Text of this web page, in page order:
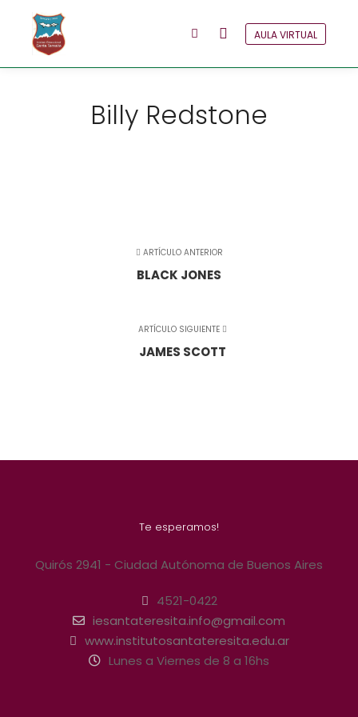
AULA VIRTUAL
Billy Redstone
ARTÍCULO ANTERIOR
BLACK JONES
ARTÍCULO SIGUIENTE
JAMES SCOTT
Te esperamos!
Quirós 2941 - Ciudad Autónoma de Buenos Aires
4521-0422
iesantateresita.info@gmail.com
www.institutosantateresita.edu.ar
Lunes a Viernes de 8 a 16hs